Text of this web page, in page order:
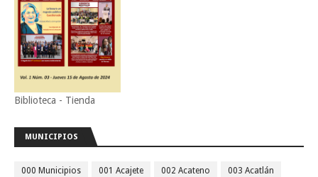
Biblioteca - Tienda
MUNICIPIOS
000 Municipios 001 Acajete 002 Acateno 003 Acatlán